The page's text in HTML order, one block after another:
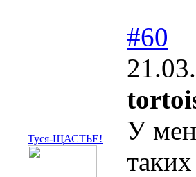
Туся-ЩАСТЬЕ!
#60
У